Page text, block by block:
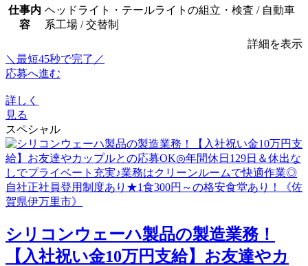
仕事内
容
ヘッドライト・テールライトの組立・検査 / 自動車
系工場 / 交替制
詳細を表示
＼最短45秒で完了／
応募へ進む
詳しく
見る
スペシャル
シリコンウェーハ製品の製造業務！
【入社祝い金10万円支給】お友達やカ